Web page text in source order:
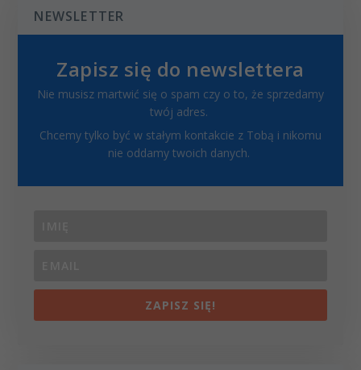
NEWSLETTER
Zapisz się do newslettera
Nie musisz martwić się o spam czy o to, że sprzedamy
twój adres.
Chcemy tylko być w stałym kontakcie z Tobą i nikomu
nie oddamy twoich danych.
ZAPISZ SIĘ!